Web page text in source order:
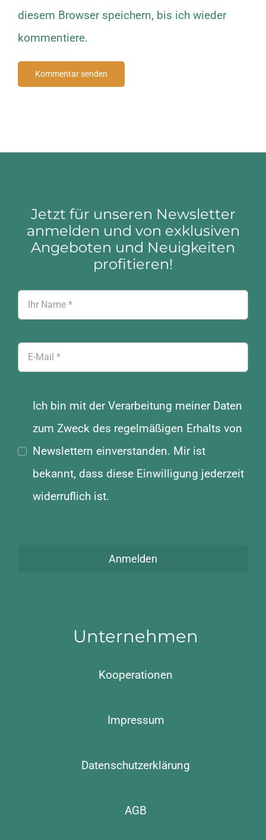
diesem Browser speichern, bis ich wieder
kommentiere.
Jetzt für unseren Newsletter
anmelden und von exklusiven
Angeboten und Neuigkeiten
profitieren!
Ich bin mit der Verarbeitung meiner Daten
zum Zweck des regelmäßigen Erhalts von
Newslettern einverstanden. Mir ist
bekannt, dass diese Einwilligung jederzeit
widerruflich ist.
Anmelden
Unternehmen
Kooperationen
Impressum
Datenschutzerklärung
AGB